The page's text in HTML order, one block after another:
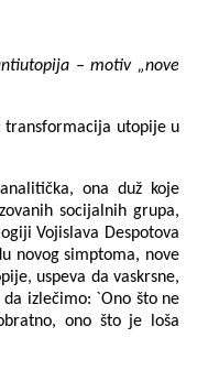
– motiv „nove
transformacija utopije u
ona duž koje
socijalnih grupa,
Vojislava Despotova
novog simptoma, nove
uspeva da vaskrsne,
izlečimo: `Ono što ne
ono što je loša